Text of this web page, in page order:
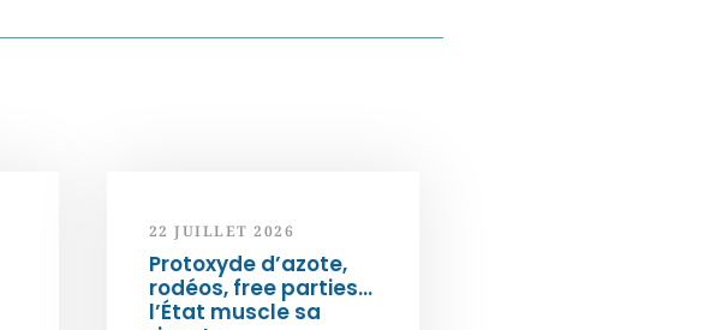
22 JUILLET 2026
Protoxyde d’azote,
rodéos, free parties…
l’État muscle sa